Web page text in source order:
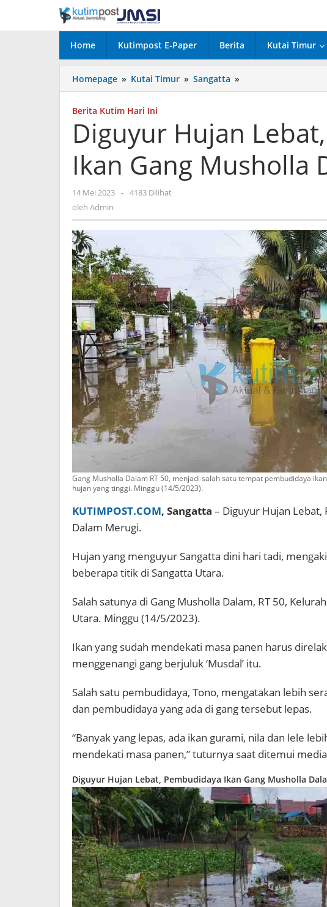
konten
Home Kutimpost E-Paper Berita Kutai Timur
Homepage » Kutai Timur » Sangatta »
Hujan
Ikan
Gang
Musholla
Dalam
Berita Kutim Hari Ini
Diguyur Hujan
Ikan Gang Musholla
14 Mei 2023 oleh
- 4183 Dilihat
oleh Admin
Gang Musholla Dalam RT 50, menjadi salah satu tempat pembudidaya
hujan yang tinggi. Minggu (14/5/2023).
KUTIMPOST.COM, Sangatta – Diguyur Hujan Lebat,
Dalam Merugi.
Hujan yang menguyur Sangatta dini hari tadi,
beberapa titik di Sangatta Utara.
Salah satunya di Gang Musholla Dalam, RT 50,
Utara. Minggu (14/5/2023).
Ikan yang sudah mendekati masa panen harus
menggenangi gang berjuluk ‘Musdal’ itu.
Salah satu pembudidaya, Tono, mengatakan lebih
dan pembudidaya yang ada di gang tersebut lepas.
“Banyak yang lepas, ada ikan gurami, nila dan lele
mendekati masa panen,” tuturnya saat ditemui media
Diguyur Hujan Lebat, Pembudidaya Ikan Gang Musholla